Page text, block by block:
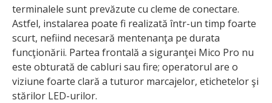
terminalele sunt prevăzute cu cleme de conectare.
Astfel, instalarea poate fi realizată într-un timp foarte
scurt, nefiind necesară mentenanţa pe durata
funcţionării. Partea frontală a siguranţei Mico Pro nu
este obturată de cabluri sau fire; operatorul are o
viziu­ne foarte clară a tuturor marcajelor, etichetelor şi
stărilor LED-urilor.